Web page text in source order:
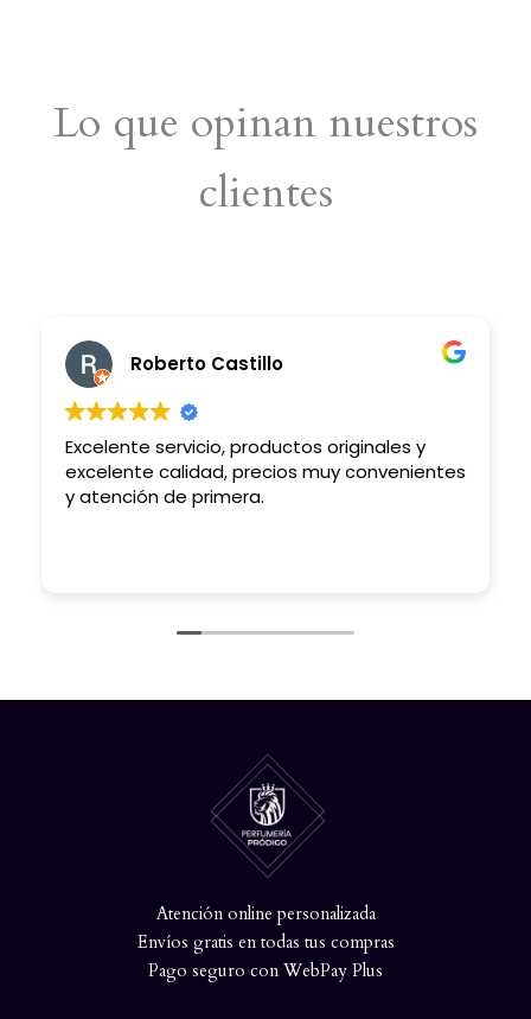
Lo que opinan nuestros
clientes
Roberto Castillo
Excelente servicio, productos originales y
excelente calidad, precios muy convenientes
y atención de primera.
Atención online personalizada
Envíos gratis en todas tus compras
Pago seguro con WebPay Plus